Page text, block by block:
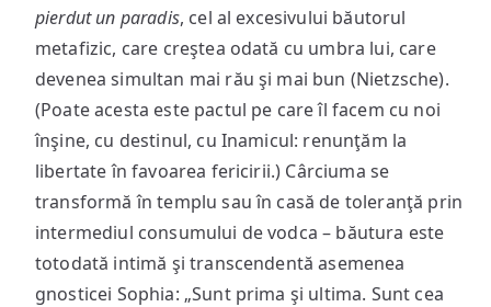
pierdut un paradis, cel al excesivului băutorul
metafizic, care creştea odată cu umbra lui, care
devenea simultan mai rău şi mai bun (Nietzsche).
(Poate acesta este pactul pe care îl facem cu noi
înşine, cu destinul, cu Inamicul: renunţăm la
libertate în favoarea fericirii.) Cârciuma se
transformă în templu sau în casă de toleranţă prin
intermediul consumului de vodca – băutura este
totodată intimă şi transcendentă asemenea
gnosticei Sophia: „Sunt prima şi ultima. Sunt cea